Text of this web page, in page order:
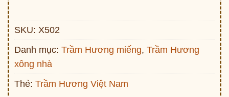
SKU: X502
Danh mục: Trầm Hương miếng, Trầm Hương
xông nhà
Thẻ: Trầm Hương Việt Nam